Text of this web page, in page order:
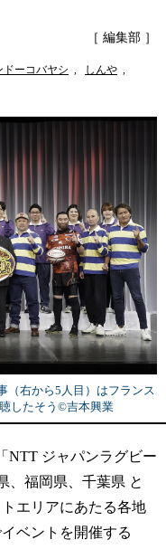
［ 編集部 ］
ドーコバヤシ , しんや ,
（右から5人目）はフランス
したそう©️吉本興業
NTT ジャパンラグビー
、福岡県、千葉県 と
エリアにあたる各地
ベントを開催する